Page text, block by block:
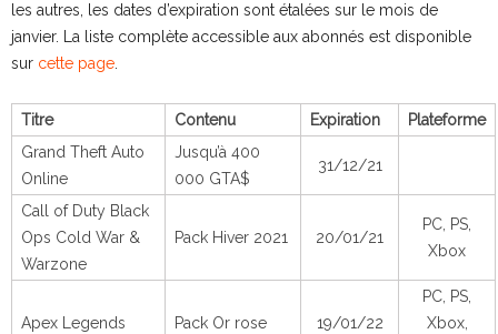
les autres, les dates d’expiration sont étalées sur le mois de
janvier. La liste complète accessible aux abonnés est disponible
sur cette page.
Titre Contenu Expiration
Plateforme
Grand Theft Auto
Online
Jusqu’à 400
000 GTA$
31/12/21
Call of Duty Black
Ops Cold War &
Warzone
Pack Hiver 2021 20/01/21
PC, PS,
Xbox
Apex Legends Pack Or rose 19/01/22
PC, PS,
Xbox,